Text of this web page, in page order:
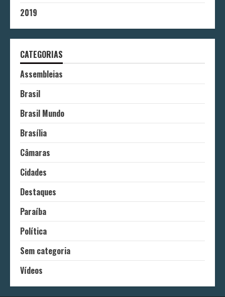
2019
CATEGORIAS
Assembleias
Brasil
Brasil Mundo
Brasília
Câmaras
Cidades
Destaques
Paraíba
Política
Sem categoria
Vídeos